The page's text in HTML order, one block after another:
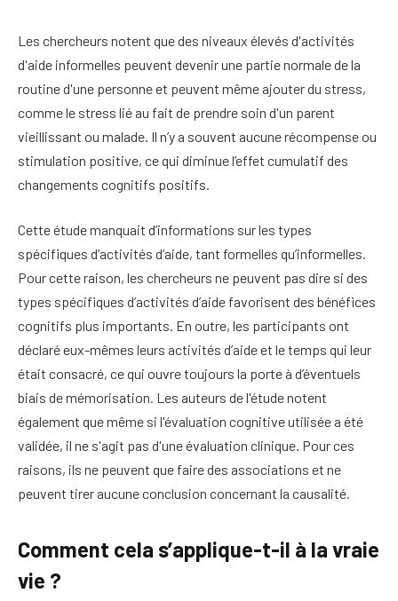
Les chercheurs notent que des niveaux élevés d'activités
d'aide informelles peuvent devenir une partie normale de la
routine d'une personne et peuvent même ajouter du stress,
comme le stress lié au fait de prendre soin d'un parent
vieillissant ou malade. Il n’y a souvent aucune récompense ou
stimulation positive, ce qui diminue l’effet cumulatif des
changements cognitifs positifs.
Cette étude manquait d’informations sur les types
spécifiques d’activités d’aide, tant formelles qu’informelles.
Pour cette raison, les chercheurs ne peuvent pas dire si des
types spécifiques d’activités d’aide favorisent des bénéfices
cognitifs plus importants. En outre, les participants ont
déclaré eux-mêmes leurs activités d’aide et le temps qui leur
était consacré, ce qui ouvre toujours la porte à d’éventuels
biais de mémorisation. Les auteurs de l'étude notent
également que même si l'évaluation cognitive utilisée a été
validée, il ne s'agit pas d'une évaluation clinique. Pour ces
raisons, ils ne peuvent que faire des associations et ne
peuvent tirer aucune conclusion concernant la causalité.
Comment cela s’applique-t-il à la vraie
vie ?